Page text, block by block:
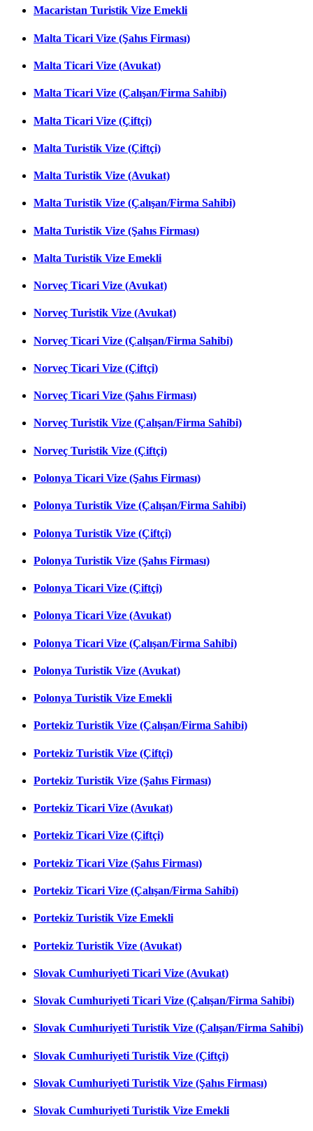
Macaristan Turistik Vize Emekli
Malta Ticari Vize (Şahıs Firması)
Malta Ticari Vize (Avukat)
Malta Ticari Vize (Çalışan/Firma Sahibi)
Malta Ticari Vize (Çiftçi)
Malta Turistik Vize (Çiftçi)
Malta Turistik Vize (Avukat)
Malta Turistik Vize (Çalışan/Firma Sahibi)
Malta Turistik Vize (Şahıs Firması)
Malta Turistik Vize Emekli
Norveç Ticari Vize (Avukat)
Norveç Turistik Vize (Avukat)
Norveç Ticari Vize (Çalışan/Firma Sahibi)
Norveç Ticari Vize (Çiftçi)
Norveç Ticari Vize (Şahıs Firması)
Norveç Turistik Vize (Çalışan/Firma Sahibi)
Norveç Turistik Vize (Çiftçi)
Polonya Ticari Vize (Şahıs Firması)
Polonya Turistik Vize (Çalışan/Firma Sahibi)
Polonya Turistik Vize (Çiftçi)
Polonya Turistik Vize (Şahıs Firması)
Polonya Ticari Vize (Çiftçi)
Polonya Ticari Vize (Avukat)
Polonya Ticari Vize (Çalışan/Firma Sahibi)
Polonya Turistik Vize (Avukat)
Polonya Turistik Vize Emekli
Portekiz Turistik Vize (Çalışan/Firma Sahibi)
Portekiz Turistik Vize (Çiftçi)
Portekiz Turistik Vize (Şahıs Firması)
Portekiz Ticari Vize (Avukat)
Portekiz Ticari Vize (Çiftçi)
Portekiz Ticari Vize (Şahıs Firması)
Portekiz Ticari Vize (Çalışan/Firma Sahibi)
Portekiz Turistik Vize Emekli
Portekiz Turistik Vize (Avukat)
Slovak Cumhuriyeti Ticari Vize (Avukat)
Slovak Cumhuriyeti Ticari Vize (Çalışan/Firma Sahibi)
Slovak Cumhuriyeti Turistik Vize (Çalışan/Firma Sahibi)
Slovak Cumhuriyeti Turistik Vize (Çiftçi)
Slovak Cumhuriyeti Turistik Vize (Şahıs Firması)
Slovak Cumhuriyeti Turistik Vize Emekli